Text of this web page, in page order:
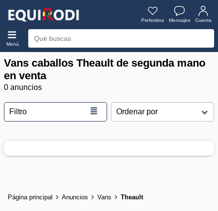
Preferidos Mensajes Cuenta
Menú
Vans caballos Theault de segunda mano
en venta
0 anuncios
Filtro ≣
Página principal Anuncios Vans Theault